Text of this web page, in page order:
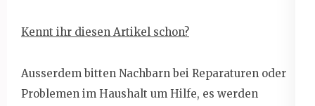
Kennt ihr diesen Artikel schon?
Ausserdem bitten Nachbarn bei Reparaturen oder
Problemen im Haushalt um Hilfe, es werden